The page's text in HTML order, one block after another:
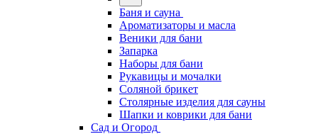
Баня и сауна
Ароматизаторы и масла
Веники для бани
Запарка
Наборы для бани
Рукавицы и мочалки
Соляной брикет
Столярные изделия для сауны
Шапки и коврики для бани
Сад и Огород